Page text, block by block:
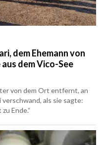
dem Ehemann von
dem Vico-See
von dem Ort entfernt, an
als sie sagte:
Ende.“